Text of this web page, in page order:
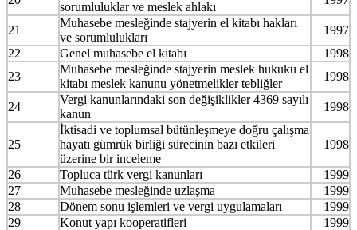
sorumluluklar ve meslek ahlakı
21
Muhasebe mesleğinde stajyerin el kitabı hakları
ve sorumlulukları
1997
22
Genel muhasebe el kitabı
1998
23
Muhasebe mesleğinde stajyerin meslek hukuku el
kitabı meslek kanunu yönetmelikler tebliğler
1998
24
Vergi kanunlarındaki son değişiklikler 4369 sayılı
kanun
1998
25
İktisadi ve toplumsal bütünleşmeye doğru çalışma
hayatı gümrük birliği sürecinin bazı etkileri
üzerine bir inceleme
1998
26 Topluca türk vergi kanunları
1999
27
Muhasebe mesleğinde uzlaşma
1999
28
Dönem sonu işlemleri ve vergi uygulamaları
1999
29
Konut yapı kooperatifleri
1999